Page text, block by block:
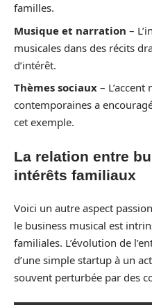
familles.
Musique et narration –
musicales dans des récits
d’intérêt.
Thèmes sociaux –
contemporaines a
cet exemple.
La relation entre
intérêts familiaux
Voici un autre aspect
le business musical est
familiales. L’évolution de
d’une simple startup à un
souvent perturbée par des